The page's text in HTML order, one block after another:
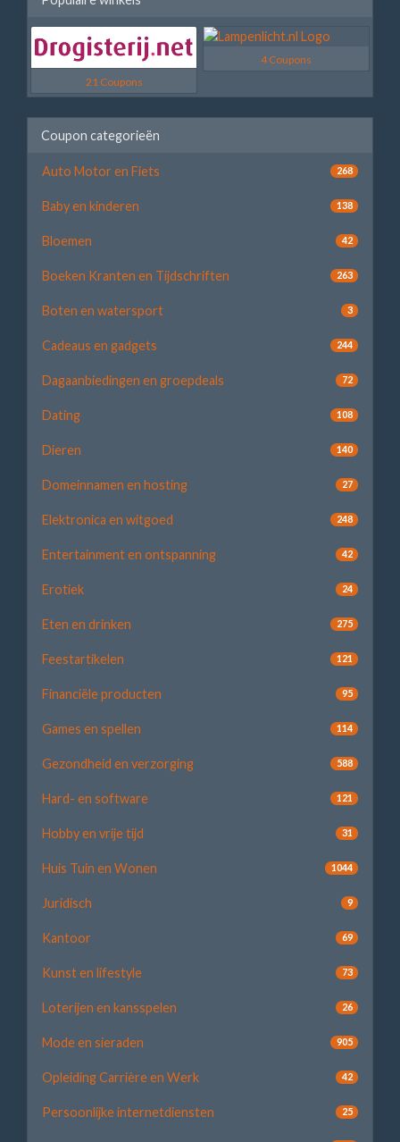
21 Coupons
4 Coupons
Coupon categorieën
Auto Motor en Fiets 268
Baby en kinderen 138
Bloemen 42
Boeken Kranten en Tijdschriften 263
Boten en watersport 3
Cadeaus en gadgets 244
Dagaanbiedingen en groepdeals 72
Dating 108
Dieren 140
Domeinnamen en hosting 27
Elektronica en witgoed 248
Entertainment en ontspanning 42
Erotiek 24
Eten en drinken 275
Feestartikelen 121
Financiële producten 95
Games en spellen 114
Gezondheid en verzorging 588
Hard- en software 121
Hobby en vrije tijd 31
Huis Tuin en Wonen 1044
Juridisch 9
Kantoor 69
Kunst en lifestyle 73
Loterijen en kansspelen 26
Mode en sieraden 905
Opleiding Carrière en Werk 42
Persoonlijke internetdiensten 25